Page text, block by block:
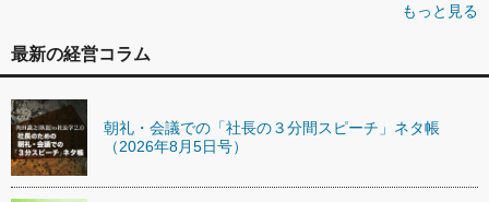
もっと見る
最新の経営コラム
朝礼・会議での「社長の３分間スピーチ」ネタ帳
（2026年8月5日号）